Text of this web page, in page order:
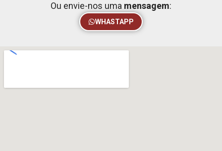
Ou envie-nos uma mensagem:
WHASTAPP